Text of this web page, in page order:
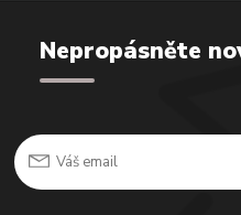
Nepropásněte